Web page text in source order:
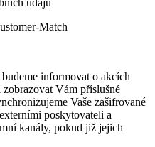
Match
informovat o akcích
Vám příslušné
Vaše zašifrované
poskytovateli a
kanály, pokud již jejich